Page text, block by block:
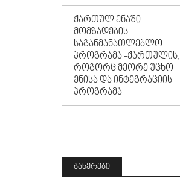
ᲥᲐᲠᲗᲣᲚ ᲔᲜᲐᲨᲘ
ᲛᲝᲛᲖᲐᲓᲔᲑᲘᲡ
ᲡᲐᲒᲐᲜᲛᲐᲜᲐᲗᲚᲔᲑᲚᲝ
ᲞᲠᲝᲒᲠᲐᲛᲐ -ᲥᲐᲠᲗᲣᲚᲘᲡ,
ᲠᲝᲒᲝᲠᲪ ᲛᲔᲝᲠᲔ ᲣᲪᲮᲝ
ᲔᲜᲘᲡᲐ ᲓᲐ ᲘᲜᲢᲔᲒᲠᲐᲪᲘᲘᲡ
ᲞᲠᲝᲒᲠᲐᲛᲐ
ᲑᲐᲜᲔᲠᲔᲑᲘ